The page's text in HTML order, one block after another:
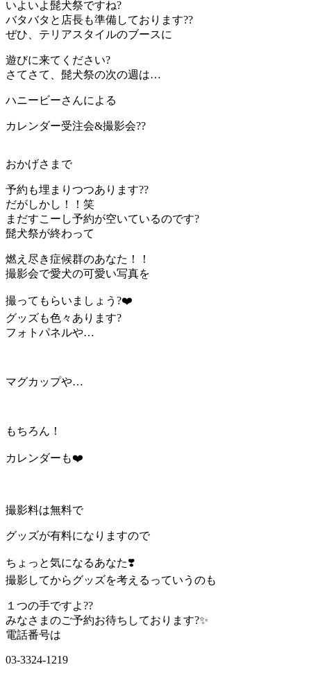
いよいよ髭犬祭ですね?
バタバタと店長も準備しております??
ぜひ、テリアスタイルのブースに
遊びに来てください?
さてさて、髭犬祭の次の週は…
ハニービーさんによる
カレンダー受注会&撮影会??
おかげさまで
予約も埋まりつつあります??
だがしかし！！笑
まだすこーし予約が空いているのです?
髭犬祭が終わって
燃え尽き症候群のあなた！！
撮影会で愛犬の可愛い写真を
撮ってもらいましょう?❤️
グッズも色々あります?
フォトパネルや…
マグカップや…
もちろん！
カレンダーも❤️
撮影料は無料で
グッズが有料になりますので
ちょっと気になるあなた❣️
撮影してからグッズを考えるっていうのも
１つの手ですよ??
みなさまのご予約お待ちしております?✨
電話番号は
03-3324-1219